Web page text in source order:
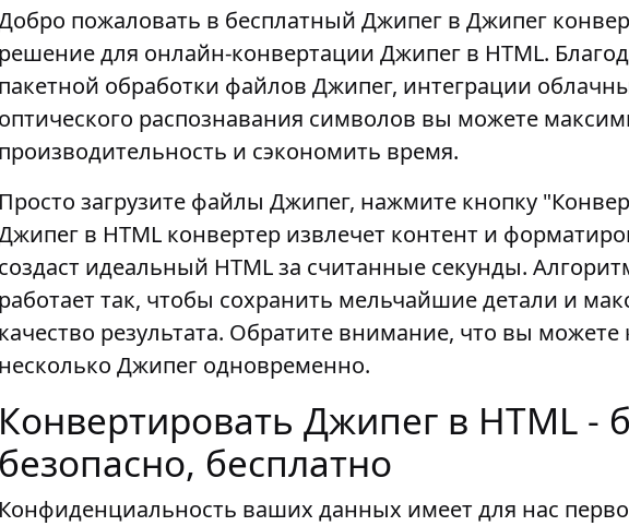
пожаловать в бесплатный Джипег в Джипег
решение для онлайн-конвертации Джипег в HTML.
пакетной обработки файлов Джипег, интеграции
оптического распознавания символов вы можете
производительность и сэкономить время.
Просто загрузите файлы Джипег, нажмите кнопку
в HTML конвертер извлечет контент и
создаст идеальный HTML за считанные секунды.
работает так, чтобы сохранить мельчайшие детали и
качество результата. Обратите внимание, что вы можете
несколько Джипег одновременно.
Конвертировать Джипег в HTML -
безопасно, бесплатно
Конфиденциальность ваших данных имеет для нас